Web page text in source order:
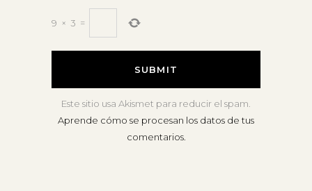
9 × 3 =
Este sitio usa Akismet para reducir el spam.
Aprende cómo se procesan los datos de tus
comentarios.